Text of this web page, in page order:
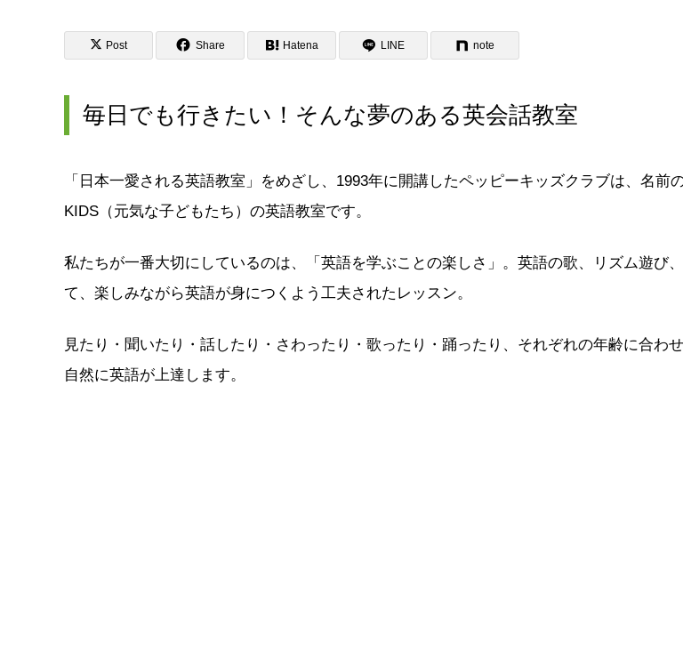
Post Share Hatena LINE note
毎日でも行きたい！そんな夢のある英会話教室
「日本一愛される英語教室」をめざし、1993年に開講したペッピーキッズクラブは、名前
KIDS（元気な子どもたち）の英語教室です。
私たちが一番大切にしているのは、「英語を学ぶことの楽しさ」。英語の歌、リズム遊び
て、楽しみながら英語が身につくよう工夫されたレッスン。
見たり・聞いたり・話したり・さわったり・歌ったり・踊ったり、それぞれの年齢に合わ
自然に英語が上達します。